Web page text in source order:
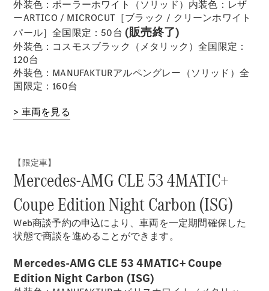
歴史とブラ
ンド
Mercedes-
AMG
Maybach
ALL TIME
Defining
デザイン＆
コンセプト
カー
外装色：ポーラーホワイト（ソリッド）内装色：レザ
ーARTICO / MICROCUT［ブラック / クリーンホワイト
パール］全国限定：50台(販売終了)
外装色：コスモスブラック（メタリック）全国限定：
120台
外装色：MANUFAKTURアルペングレー（ソリッド）全
国限定：160台
> 車両を見る
【限定車】
Mercedes-AMG CLE 53 4MATIC+
Coupe Edition Night Carbon (ISG)
Web商談予約の申込により、車両を一定期間確保した
状態で商談を進めることができます。
Mercedes-AMG CLE 53 4MATIC+ Coupe
Edition Night Carbon (ISG)